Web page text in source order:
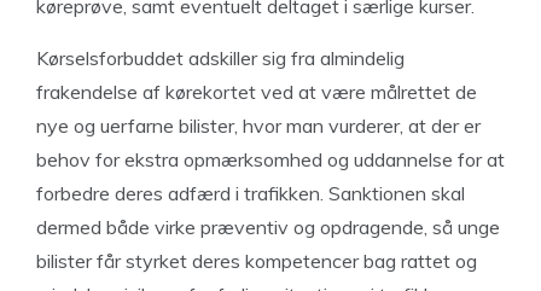
køreprøve, samt eventuelt deltaget i særlige kurser.
Kørselsforbuddet adskiller sig fra almindelig
frakendelse af kørekortet ved at være målrettet de
nye og uerfarne bilister, hvor man vurderer, at der er
behov for ekstra opmærksomhed og uddannelse for at
forbedre deres adfærd i trafikken. Sanktionen skal
dermed både virke præventiv og opdragende, så unge
bilister får styrket deres kompetencer bag rattet og